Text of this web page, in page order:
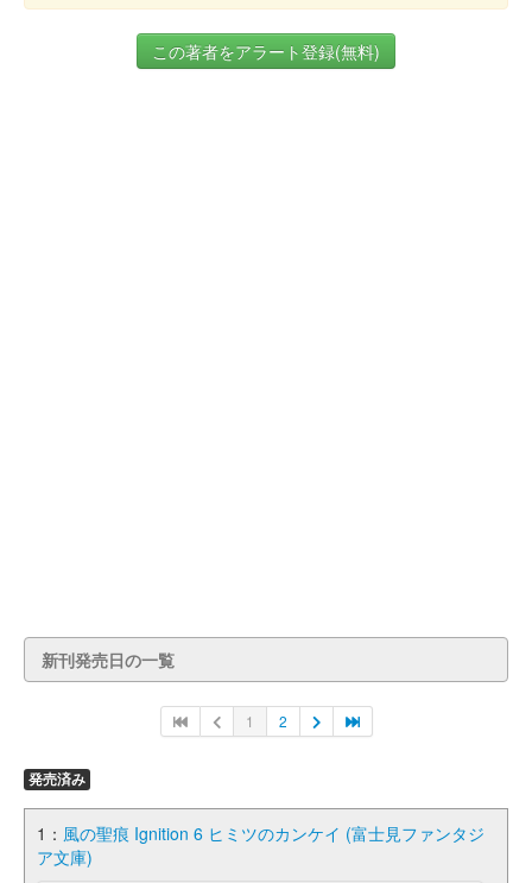
この著者をアラート登録(無料)
新刊発売日の一覧
1 2
発売済み
1： 風の聖痕 Ignition 6 ヒミツのカンケイ (富士見ファンタジ
ア文庫)